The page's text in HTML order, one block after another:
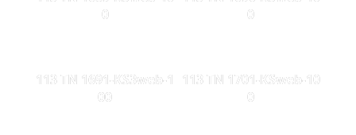
0
0
113 TN 1691-KS3web-1
00
113 TN 1701-KSweb-10
0